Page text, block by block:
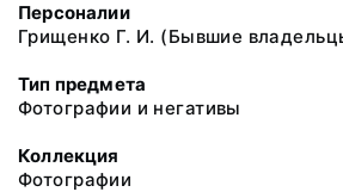
Персоналии
Грищенко Г. И. (Бывшие
Тип предмета
Фотографии и негативы
Коллекция
Фотографии